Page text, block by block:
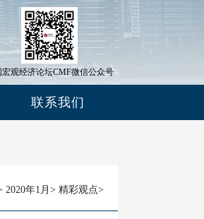
宏观经济论坛CMF微信公众号
联系我们
2020年1月 > 精彩观点>